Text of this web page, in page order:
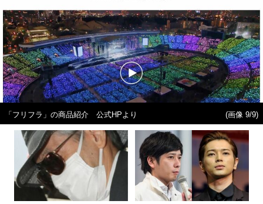
「フリフラ」の商品紹介 公式HPより (画像 9/9)